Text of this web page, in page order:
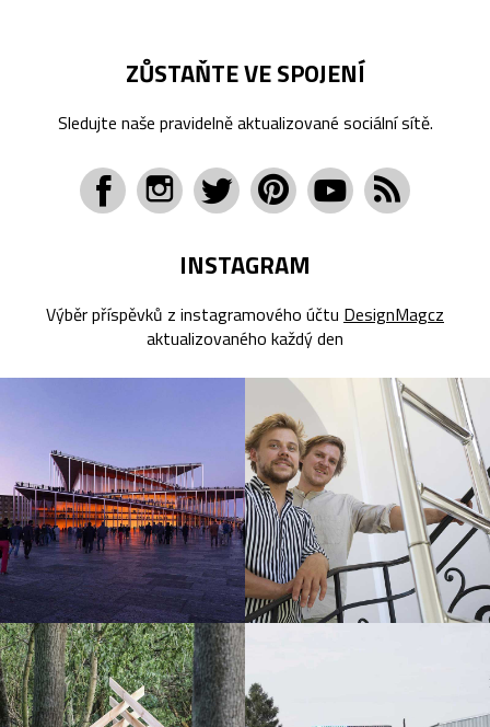
ZŮSTAŇTE VE SPOJENÍ
Sledujte naše pravidelně aktualizované sociální sítě.
INSTAGRAM
Výběr příspěvků z instagramového účtu DesignMagcz
aktualizovaného každý den